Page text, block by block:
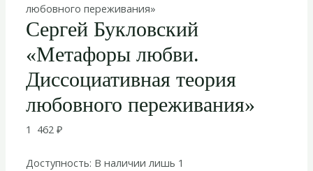
любовного переживания»
Сергей Букловский
«Метафоры любви.
Диссоциативная теория
любовного переживания»
1 462₽
Доступность: В наличии лишь 1